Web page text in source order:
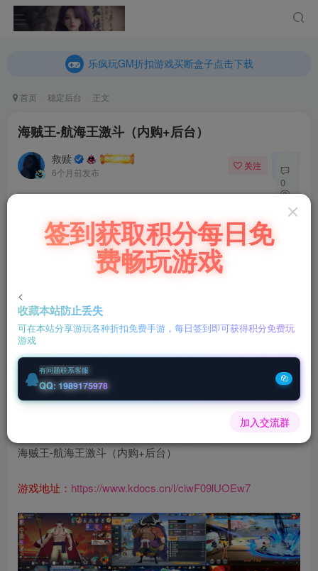
乐疯玩GM折扣游戏买断盒子点击下载
乐疯玩GM折扣游戏买断盒子点击下载
首页 稳定后台 正文
海贼王-航海王激斗（内购+后台）
救赎
6个月前发布
关注 私信
0
63
海贼王-航海王激斗（内购+后台）
此内容为付费阅读，请付费后查看
200
微信客服GMSY997
充值福利联系站长.充值福利注意注册新账号
海贼王-航海王激斗（内购+后台）
游戏地址： https://www.kdocs.cn/l/clwF09lUOEw7
签到获取积分每日免
费畅玩游戏
<
收藏本站防止丢失
可在本站分享游玩各种折扣免费手游，每日签到即可获得积分免费玩
游戏
有问题联系客服
QQ: 1989175978
加入交流群